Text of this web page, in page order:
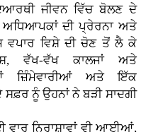
ਜੀਵਨ ਵਿੱਚ ਬੋਲਣ ਦੇ
ਦੀ ਪ੍ਰੇਰਨਾ ਅਤੇ
ਵਪਾਰ ਵਿਸ਼ੇ ਦੀ ਚੋਣ ਤੋਂ ਲੈ ਕੇ
ਵੱਖ-ਵੱਖ ਕਾਲਜਾਂ ਅਤੇ
ਜ਼ਿੰਮੇਵਾਰੀਆਂ ਅਤੇ ਇੱਕ
ਨੂੰ ਉਹਨਾਂ ਨੇ ਬੜੀ ਸਾਦਗੀ
ਵਾਰ ਨਿਰਾਸ਼ਾਵਾਂ ਵੀ ਆਈਆਂ,